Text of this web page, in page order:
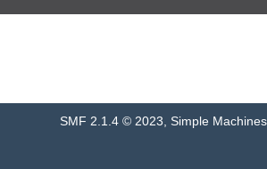
SMF 2.1.4 © 2023 Simple Machines